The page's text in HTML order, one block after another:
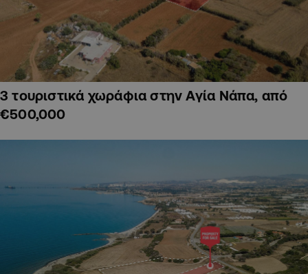
3 τουριστικά χωράφια στην Αγία Νάπα, από
€500,000